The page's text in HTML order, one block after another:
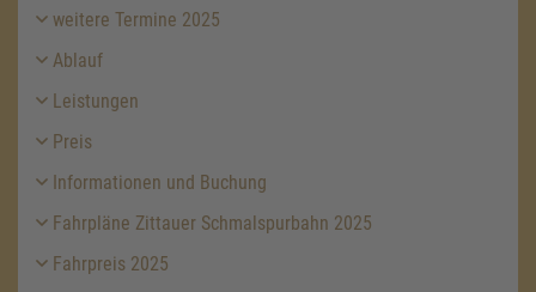
weitere Termine 2025
Ablauf
Leistungen
Preis
Informationen und Buchung
Fahrpläne Zittauer Schmalspurbahn 2025
Fahrpreis 2025